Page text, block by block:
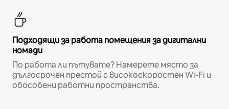
Подходящи за работа помещения за дигитални
номади
По работа ли пътувате? Намерете място за
дългосрочен престой с високоскоростен Wi-Fi и
обособени работни пространства.